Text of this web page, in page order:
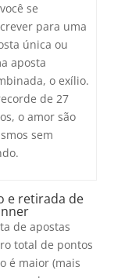
se
para uma
única ou
aposta
o exílio.
de 27
o amor são
sem
e retirada de
de apostas
total de pontos
é maior (mais